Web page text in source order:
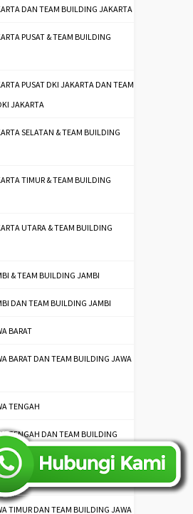
DAN TEAM BUILDING JAKARTA
PUSAT & TEAM BUILDING
PUSAT DKI JAKARTA DAN TEAM
JAKARTA
SELATAN & TEAM BUILDING
TIMUR & TEAM BUILDING
UTARA & TEAM BUILDING
& TEAM BUILDING JAMBI
DAN TEAM BUILDING JAMBI
BARAT
BARAT DAN TEAM BUILDING JAWA
TENGAH
TENGAH DAN TEAM BUILDING
TIMUR
TIMUR DAN TEAM BUILDING JAWA